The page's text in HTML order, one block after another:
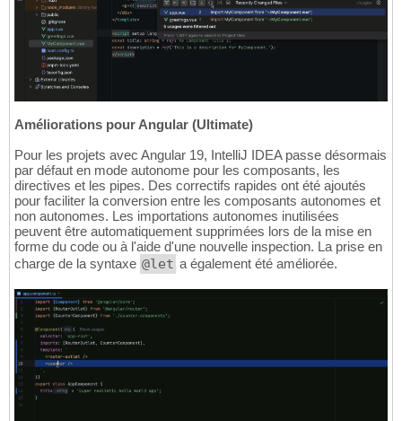
Améliorations pour Angular (Ultimate)
Pour les projets avec Angular 19, IntelliJ IDEA passe désormais
par défaut en mode autonome pour les composants, les
directives et les pipes. Des correctifs rapides ont été ajoutés
pour faciliter la conversion entre les composants autonomes et
non autonomes. Les importations autonomes inutilisées
peuvent être automatiquement supprimées lors de la mise en
forme du code ou à l'aide d'une nouvelle inspection. La prise en
charge de la syntaxe @let a également été améliorée.